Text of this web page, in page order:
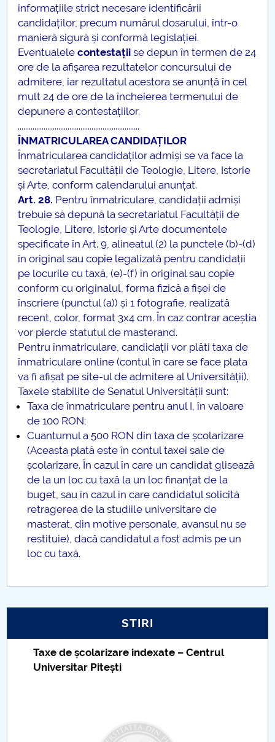
informațiile strict necesare identificării
candidaților, precum numărul dosarului, într-o
manieră sigură și conformă legislației.
Eventualelecontestații se depun în termen de 24
ore de la afișarea rezultatelor concursului de
admitere, iar rezultatul acestora se anunță în cel
mult 24 de ore de la încheierea termenului de
depunere a contestațiilor.
..................................................................
ÎNMATRICULAREA CANDIDAȚILOR
Înmatricularea candidaților admiși se va face la
secretariatul Facultății de Teologie, Litere, Istorie
și Arte, conform calendarului anunțat.
Art.28. Pentru înmatriculare, candidații admiși
trebuie să depună la secretariatul Facultății de
Teologie, Litere, Istorie și Arte documentele
specificate în Art. 9, alineatul (2) la punctele (b)-(d)
în original sau copie legalizată pentru candidații
pe locurile cu taxă, (e)-(f) în original sau copie
conform cu originalul, forma fizică a fișei de
înscriere (punctul (a)) și 1 fotografie, realizată
recent, color, format 3x4 cm. În caz contrar aceștia
vor pierde statutul de masterand.
Pentru înmatriculare, candidații vor plăti taxa de
înmatriculare online (contul în care se face plata
va fi afișat pe site-ul de admitere al Universității).
Taxele stabilite de Senatul Universității sunt:
Taxa de înmatriculare pentru anul I, în valoare
de 100 RON;
Cuantumul a 500 RON din taxa de școlarizare
(Aceasta plată este în contul taxei sale de
școlarizare. În cazul în care un candidat glisează
de la un loc cu taxă la un loc finanțat de la
buget, sau în cazul în care candidatul solicită
retragerea de la studiile universitare de
masterat, din motive personale, avansul nu se
restituie), dacă candidatul a fost admis pe un
loc cu taxă.
STIRI
Taxe de școlarizare indexate – Centrul
Universitar Pitești